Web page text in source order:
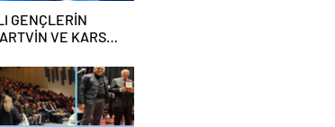
GENÇLERİN
VE KARS